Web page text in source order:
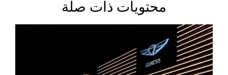
محتويات ذات صلة